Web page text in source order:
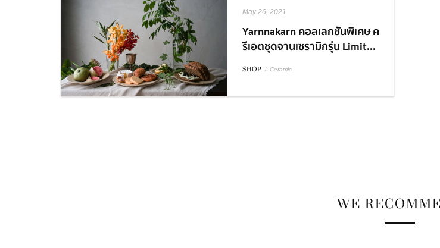
May 26, 2021
Yarnnakarn คอลเลกชันพิเศษ ค
รีเอตชุดจานเซรามิกรุ่น Limit...
SHOP / Ceramic
WE